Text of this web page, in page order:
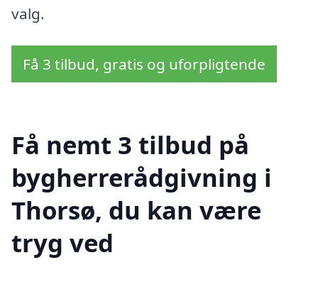
valg.
Få 3 tilbud, gratis og uforpligtende
Få nemt 3 tilbud på
bygherrerådgivning i
Thorsø, du kan være
tryg ved